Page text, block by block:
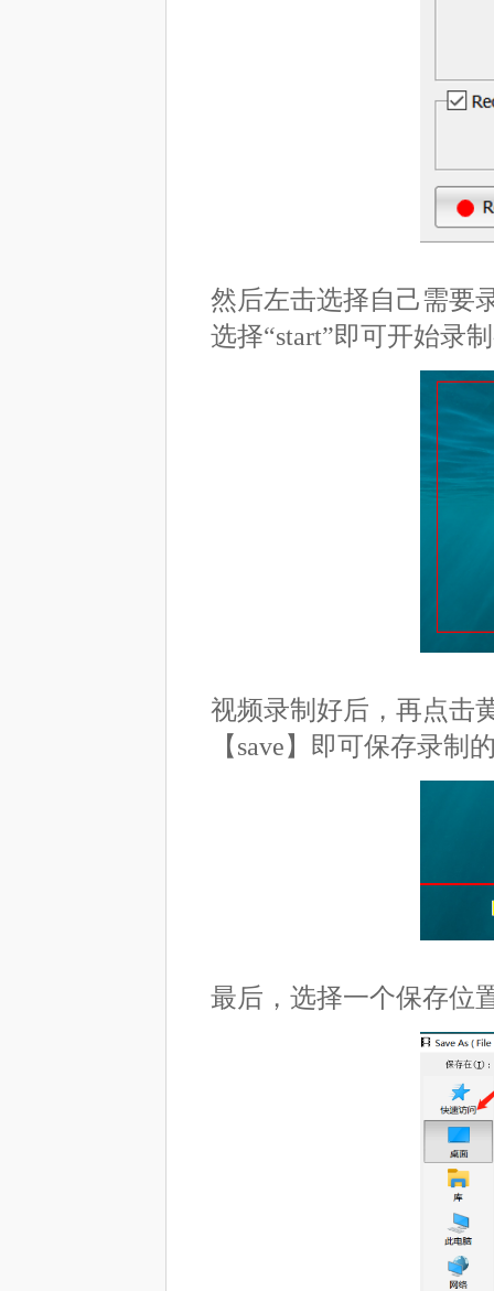
然后左击选择自己需要
选择“start”即可开始录
视频录制好后，再点击
【save】即可保存录制
最后，选择一个保存位